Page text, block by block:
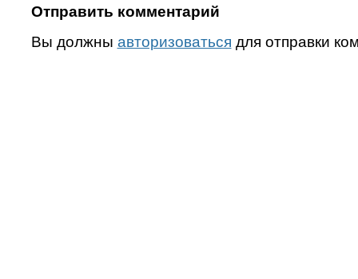
Отправить комментарий
Вы должны авторизоваться для отправки